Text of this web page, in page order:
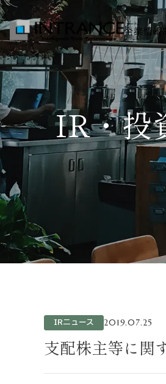
企業情報
IR・投
IRニュース 2019.07.25
支配株主等に